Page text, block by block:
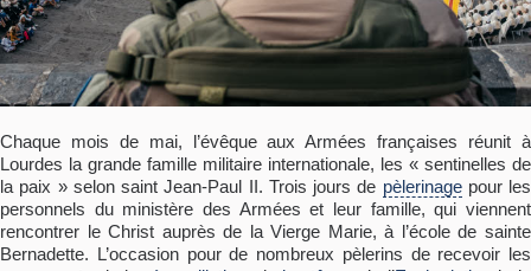
Chaque mois de mai, l’évêque aux Armées françaises réunit à
Lourdes la grande famille militaire internationale, les « sentinelles de
la paix » selon saint Jean-Paul II. Trois jours de pèlerinagepour les
personnels du ministère des Armées et leur famille, qui viennent
rencontrer le Christ auprès de la Vierge Marie, à l’école de sainte
Bernadette. L’occasion pour de nombreux pèlerins de recevoir les